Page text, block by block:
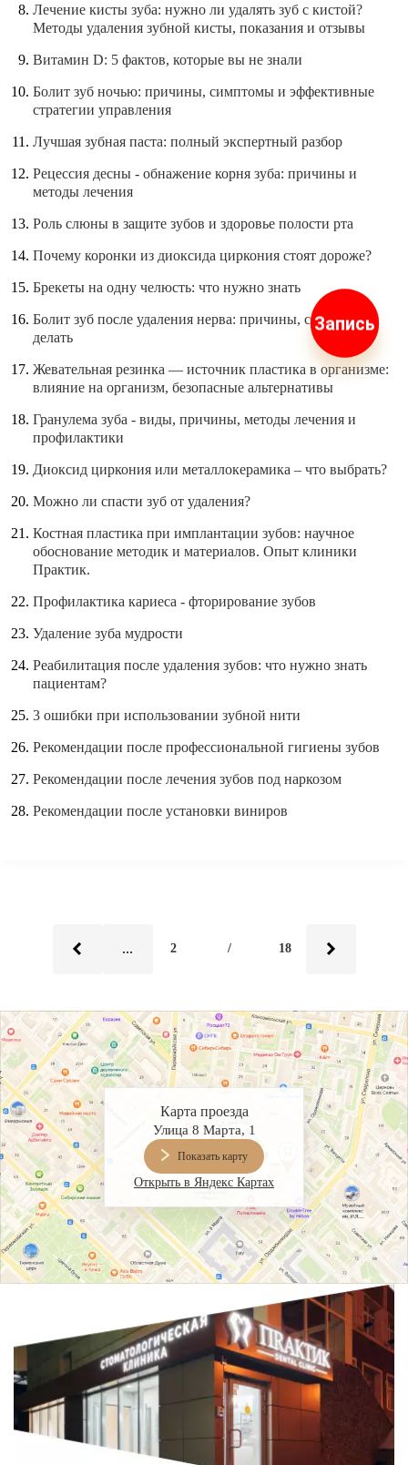
Запись
Лечение кисты зуба: нужно ли удалять зуб с кистой?
Методы удаления зубной кисты, показания и отзывы
Витамин D: 5 фактов, которые вы не знали
Болит зуб ночью: причины, симптомы и эффективные
стратегии управления
Лучшая зубная паста: полный экспертный разбор
Рецессия десны - обнажение корня зуба: причины и
методы лечения
Роль слюны в защите зубов и здоровье полости рта
Почему коронки из диоксида циркония стоят дороже?
Брекеты на одну челюсть: что нужно знать
Болит зуб после удаления нерва: причины, сроки и что
делать
Жевательная резинка — источник пластика в организме:
влияние на организм, безопасные альтернативы
Гранулема зуба - виды, причины, методы лечения и
профилактики
Диоксид циркония или металлокерамика – что выбрать?
Можно ли спасти зуб от удаления?
Костная пластика при имплантации зубов: научное
обоснование методик и материалов. Опыт клиники
Практик.
Профилактика кариеса - фторирование зубов
Удаление зуба мудрости
Реабилитация после удаления зубов: что нужно знать
пациентам?
3 ошибки при использовании зубной нити
Рекомендации после профессиональной гигиены зубов
Рекомендации после лечения зубов под наркозом
Рекомендации после установки виниров
... 2 / 18
Карта проезда
Улица 8 Марта, 1
Показать карту
Открыть в Яндекс Картах